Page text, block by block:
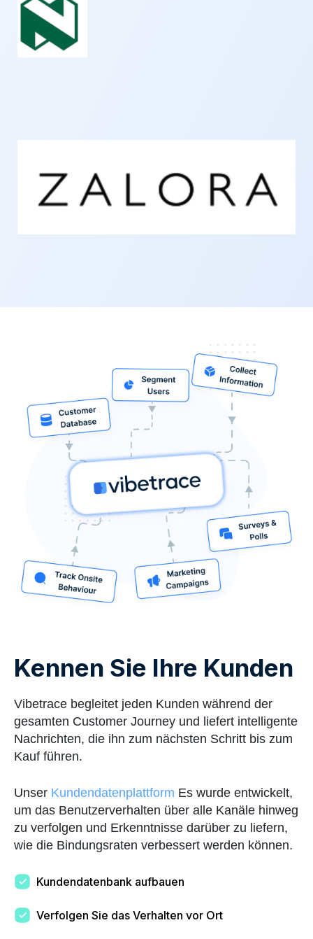
Kennen Sie Ihre Kunden
Vibetrace begleitet jeden Kunden während der
gesamten Customer Journey und liefert intelligente
Nachrichten, die ihn zum nächsten Schritt bis zum
Kauf führen.
Unser Kundendatenplattform Es wurde entwickelt,
um das Benutzerverhalten über alle Kanäle hinweg
zu verfolgen und Erkenntnisse darüber zu liefern,
wie die Bindungsraten verbessert werden können.
Kundendatenbank aufbauen
Verfolgen Sie das Verhalten vor Ort